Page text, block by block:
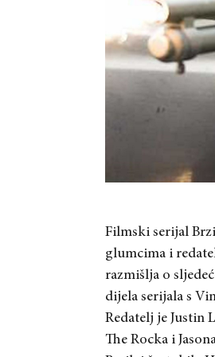
Filmski serijal
glumcima i
razmišlja o
dijela serijala s
Redatelj je Justin
The Rocka i